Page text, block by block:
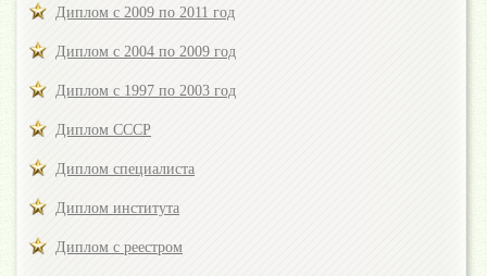
Диплом с 2009 по 2011 год
Диплом с 2004 по 2009 год
Диплом с 1997 по 2003 год
Диплом СССР
Диплом специалиста
Диплом института
Диплом с реестром